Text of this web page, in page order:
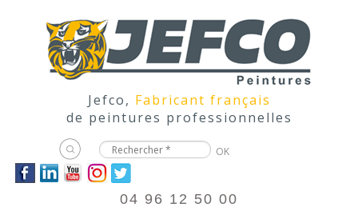
Jefco, Fabricant français
de peintures professionnelles
04 96 12 50 00